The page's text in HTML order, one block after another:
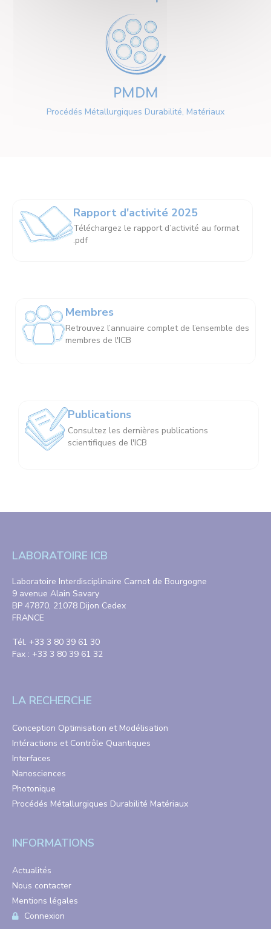
PMDM
Procédés Métallurgiques Durabilité, Matériaux
Rapport d'activité 2025
Téléchargez le rapport d’activité au format
.pdf
Membres
Retrouvez l’annuaire complet de l’ensemble des
membres de l'ICB
Publications
Consultez les dernières publications
scientifiques de l'ICB
LABORATOIRE ICB
Laboratoire Interdisciplinaire Carnot de Bourgogne
9 avenue Alain Savary
BP 47870, 21078 Dijon Cedex
FRANCE
Tél. +33 3 80 39 61 30
Fax : +33 3 80 39 61 32
LA RECHERCHE
Conception Optimisation et Modélisation
Intéractions et Contrôle Quantiques
Interfaces
Nanosciences
Photonique
Procédés Métallurgiques Durabilité Matériaux
INFORMATIONS
Actualités
Nous contacter
Mentions légales
Connexion